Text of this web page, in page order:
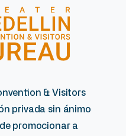
& Visitors
privada sin ánimo
promocionar a